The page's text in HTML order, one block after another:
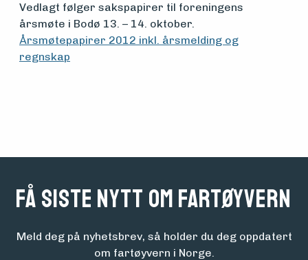
Medlemsfartøy
Vern,
vedlikehold
og drift
Vedlagt følger sakspapirer til foreningens
årsmøte i Bodø 13. – 14. oktober.
Årsmøtepapirer 2012 inkl. årsmelding og
regnskap
Få siste nytt om fartøyvern
Meld deg på nyhetsbrev, så holder du deg oppdatert
om fartøyvern i Norge.